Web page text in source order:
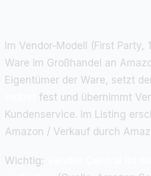
Im Vendor-Modell (First Party,
Ware im Großhandel an
Eigentümer der Ware, setzt
fest und übernimmt
Kundenservice. Im Listing
Amazon / Verkauf durch
Wichtig: